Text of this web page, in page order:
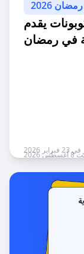
2026
يقدم
في رمضان
20262026